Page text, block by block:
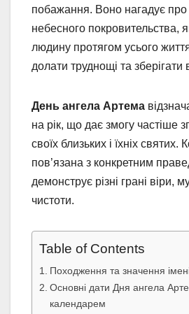
побажання. Воно нагадує про
небесного покровительства,
людину протягом усього
долати труднощі та зберігати
День ангела Артема
на рік, що дає змогу частіше
своїх близьких і їхніх святих.
пов’язана з конкретним
демонструє різні грані віри,
чистоти.
Table of Contents
Походження та значення
Основні дати Дня ангела
календарем